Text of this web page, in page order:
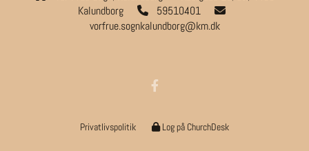
Kalundborg
 59510401 
vorfrue.sognkalundborg@km.dk
Privatlivspolitik Log på ChurchDesk